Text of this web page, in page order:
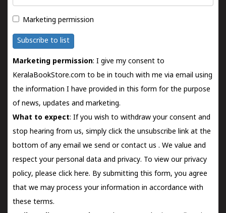
Marketing permission
Subscribe to list
Marketing permission: I give my consent to
KeralaBookStore.com to be in touch with me via email using
the information I have provided in this form for the purpose
of news, updates and marketing.
What to expect: If you wish to withdraw your consent and
stop hearing from us, simply click the unsubscribe link at the
bottom of any email we send orcontact us . We value and
respect your personal data and privacy. To view our privacy
policy, please click here. By submitting this form, you agree
that we may process your information in accordance with
these terms.